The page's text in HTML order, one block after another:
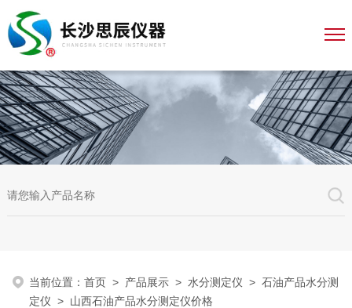
当前位置：首页 > 产品展示 > 水分测定仪 >石油产品水分测
定仪 > 山西石油产品水分测定仪价格